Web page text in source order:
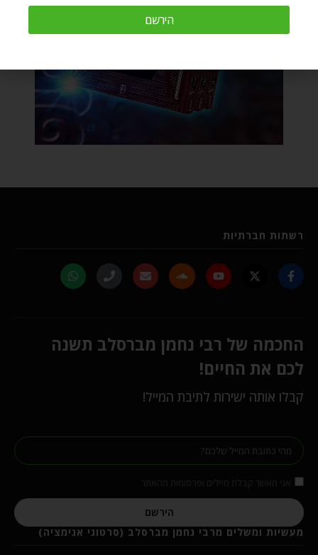
רשתות חברתיות
החכמה של רבי נחמן מברסלב תשנה
לכם את החיים!
קבלו אותה ישירות לתיבת המייל!
הירשם
מעשיות ומשלים מרבי נחמן מברסלב (סרטוני אנימציה)
הירשם